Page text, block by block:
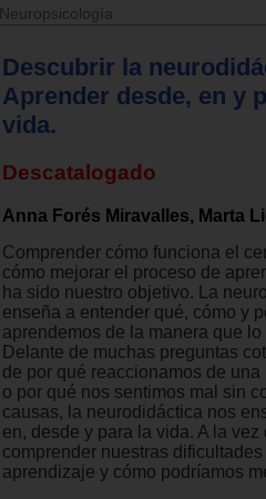
Neuropsicología
Descubrir la
Aprender desde, en y
vida.
Descatalogado
Anna Forés Miravalles, Marta
Comprender cómo funciona el
cómo mejorar el proceso de
ha sido nuestro objetivo. La
enseña a entender qué, cómo y
aprendemos de la manera que
Delante de muchas preguntas
de por qué reaccionamos de una
o por qué nos sentimos mal sin
causas, la neurodidáctica nos
en, desde y para la vida. A la
comprender nuestras
aprendizaje y cómo podríamos